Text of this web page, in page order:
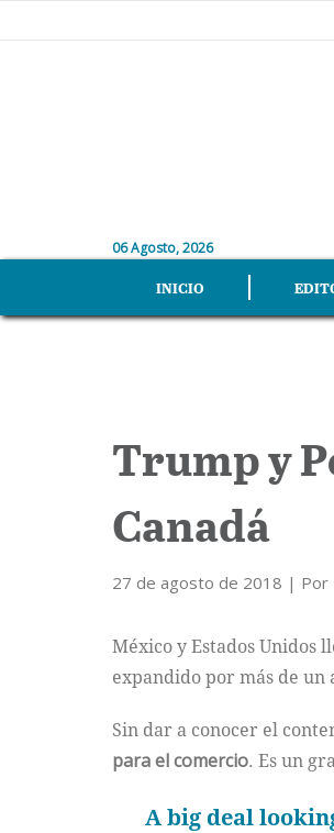
06 Agosto, 2026
INICIO
Trump y
Canadá
27 de agosto de 2018 | Por
México y Estados Unidos
expandido por más de un
Sin dar a conocer el
para el comercio. Es un
A big deal